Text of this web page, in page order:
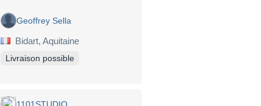
Geoffrey Sella
Bidart, Aquitaine
Livraison possible
1101STUDIO